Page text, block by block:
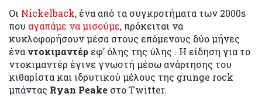
Οι Nickelback, ένα από τα συγκροτήματα των 2000s
που αγαπάμε να μισούμε, πρόκειται να
κυκλοφορήσουν μέσα στους επόμενους δύο μήνες
ένα ντοκιμαντέρ εφ’ όλης της ύλης . Η είδηση για το
ντοκιμαντέρ έγινε γνωστή μέσω ανάρτησης του
κιθαρίστα και ιδρυτικού μέλους της grunge rock
μπάντας Ryan Peake στο Twitter.